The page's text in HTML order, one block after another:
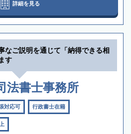
詳細を見る
なご説明を通じて「納得できる相
す
法書士事務所
対応可 行政書士在籍